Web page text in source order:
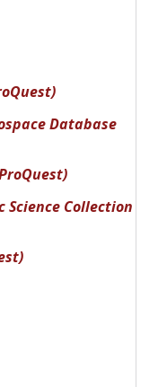
Database
Collection